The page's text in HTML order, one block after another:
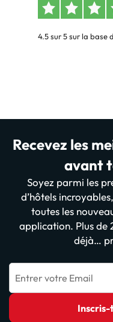
4.5 sur 5 sur la base
Recevez les
avant
Soyez parmi les
d’hôtels
toutes les
application. Plus de
déjà…
Entrer votre Email
Inscris-